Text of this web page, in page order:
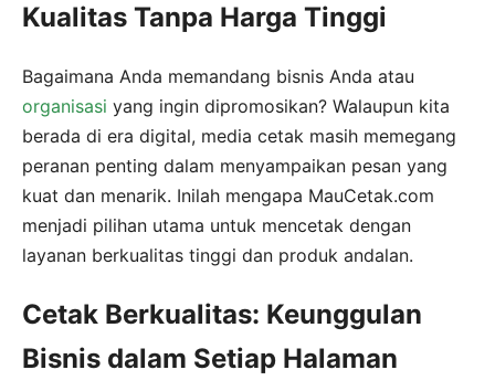
Kualitas Tanpa Harga Tinggi
Bagaimana Anda memandang bisnis Anda atau
organisasi yang ingin dipromosikan? Walaupun kita
berada di era digital, media cetak masih memegang
peranan penting dalam menyampaikan pesan yang
kuat dan menarik. Inilah mengapa MauCetak.com
menjadi pilihan utama untuk mencetak dengan
layanan berkualitas tinggi dan produk andalan.
Cetak Berkualitas: Keunggulan
Bisnis dalam Setiap Halaman